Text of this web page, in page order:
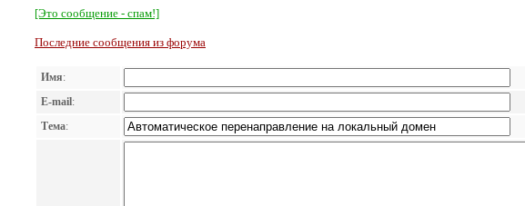
[Это сообщение - спам!]
Последние сообщения из форума
Имя:
E-mail:
Тема: